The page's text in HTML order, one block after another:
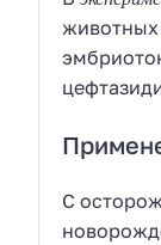
животных
С